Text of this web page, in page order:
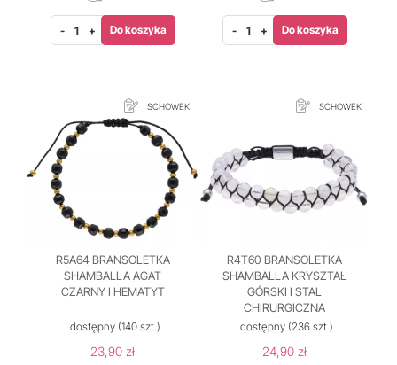
- + Do koszyka - + Do koszyka
SCHOWEK
R5A64 BRANSOLETKA
SHAMBALLA AGAT
CZARNY I HEMATYT
dostępny(140 szt.)
23,90 zł
SCHOWEK
R4T60 BRANSOLETKA
SHAMBALLA KRYSZTAŁ
GÓRSKI I STAL
CHIRURGICZNA
dostępny (236 szt.)
24,90 zł